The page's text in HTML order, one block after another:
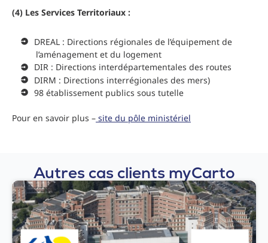
(4) Les Services Territoriaux :
DREAL : Directions régionales de l’équipement de
l’aménagement et du logement
DIR : Directions interdépartementales des routes
DIRM : Directions interrégionales des mers)
98 établissement publics sous tutelle
Pour en savoir plus – site du pôle ministériel
Autres cas clients myCarto